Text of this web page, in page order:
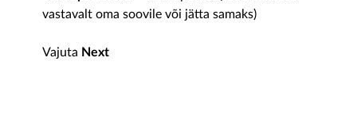
vastavalt oma soovile või jätta samaks)
Vajuta Next